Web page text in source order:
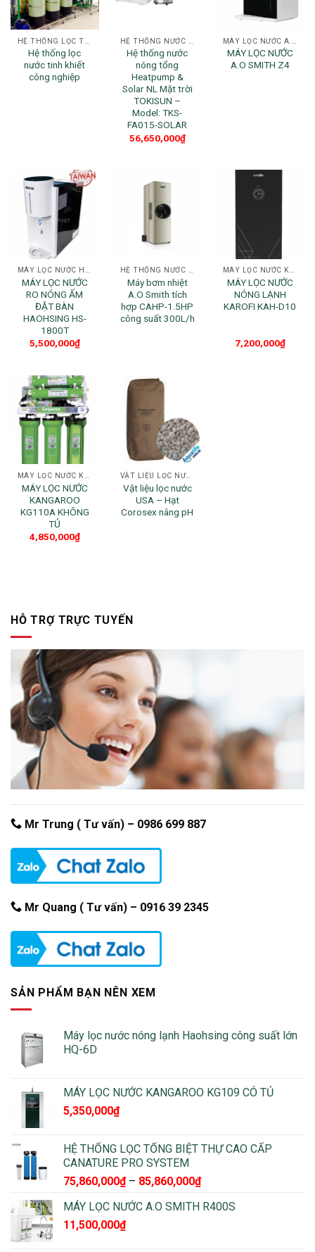
Hệ thống lọc
nước tinh khiết
công nghiệp
Hệ thống nước
nóng tổng
Heatpump &
Solar NL Mặt trời
TOKISUN –
Model: TKS-
FA015-SOLAR
56,650,000₫
MÁY LỌC NƯỚC
A.O SMITH Z4
MÁY LỌC NƯỚC HAOHSING
MÁY LỌC NƯỚC
RO NÓNG ẤM
ĐẶT BÀN
HAOHSING HS-
1800T
5,500,000₫
HỆ THỐNG NƯỚC NÓNG CHO GIA ĐÌNH
Máy bơm nhiệt
A.O Smith tích
hợp CAHP-1.5HP
công suất 300L/h
MÁY LỌC NƯỚC KAROFI
MÁY LỌC NƯỚC
NÓNG LẠNH
KAROFI KAH-D10
7,200,000₫
MÁY LỌC NƯỚC
KANGAROO
KG110A KHÔNG
TỦ
4,850,000₫
VẬT LIỆU LỌC NƯỚC
Vật liệu lọc nước
USA – Hạt
Corosex nâng pH
HỖ TRỢ TRỰC TUYẾN
Mr Trung ( Tư vấn) – 0986 699 887
Mr Quang ( Tư vấn) – 0916 39 2345
SẢN PHẨM BẠN NÊN XEM
Máy lọc nước nóng lạnh Haohsing công suất lớn
HQ-6D
MÁY LỌC NƯỚC KANGAROO KG109 CÓ TỦ
5,350,000₫
HỆ THỐNG LỌC TỔNG BIỆT THỰ CAO CẤP
CANATURE PRO SYSTEM
75,860,000₫ – 85,860,000₫Khoảng
từ
MÁY LỌC NƯỚC A.O SMITH R400S
11,500,000₫